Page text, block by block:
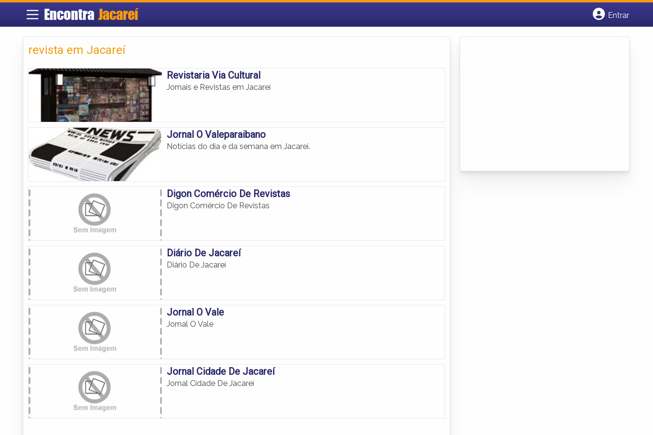
Encontra Jacareí
Entrar
revista em Jacareí
Revistaria Via Cultural
Jornais e Revistas em Jacareí
Jornal O Valeparaibano
Notícias do dia e da semana em Jacareí.
Digon Comércio De Revistas
Digon Comércio De Revistas
Diário De Jacareí
Diário De Jacareí
Jornal O Vale
Jornal O Vale
Jornal Cidade De Jacareí
Jornal Cidade De Jacareí